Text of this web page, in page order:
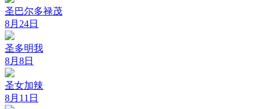
圣巴尔多禄茂
8月24日
圣多明我
8月8日
圣女加辣
8月11日